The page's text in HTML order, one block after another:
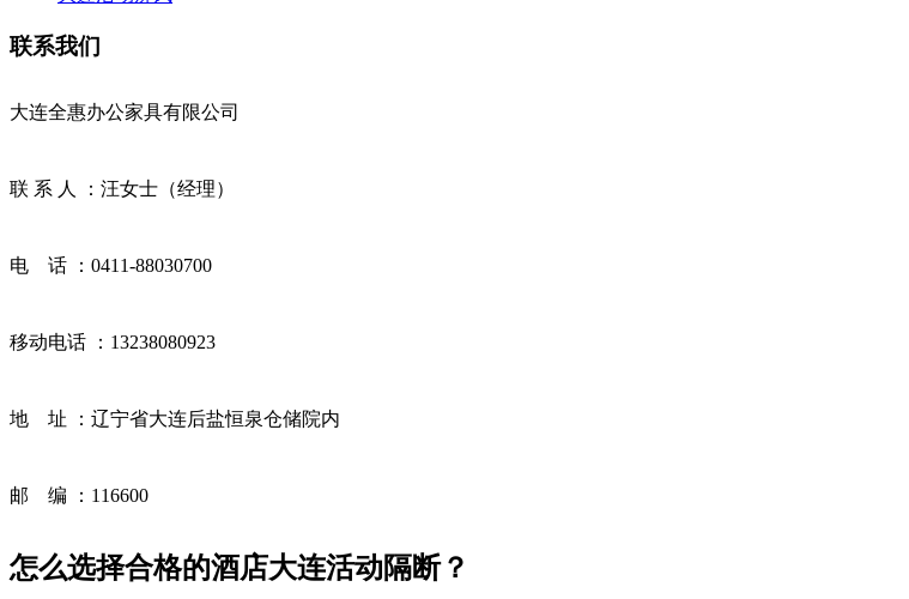
联系我们
大连全惠办公家具有限公司
联 系 人 ：汪女士（经理）
电 话 ：0411-88030700
移动电话 ：13238080923
地 址 ：辽宁省大连后盐恒泉仓储院内
邮 编 ：116600
怎么选择合格的酒店大连活动隔断？